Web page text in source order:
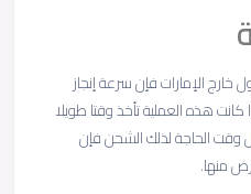
خارج الإمارات فإن سرعة إنجاز
هذه العملية تأخذ وقتا طويلا
وقت الحاجة لذلك الشحن فإن
منها.